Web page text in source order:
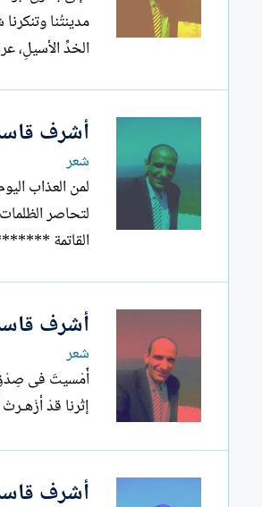
مدينتُنا
الخدِّ الأسيلِ،
أشرف
شعر
لمن العذاب
لتحاصر
القاتمة
أشرف
شعر
إثْرنا قدْ أزْهـرتْ أوْجاعُنـا وزهـورُ
أشرف